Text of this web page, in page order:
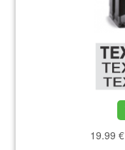
19.99 €